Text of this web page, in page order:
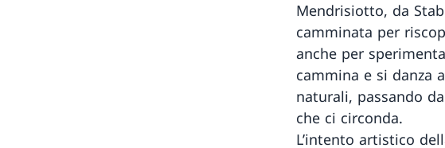
Mendrisiotto, da
camminata per
anche per
cammina e si danza
naturali, passando
che ci circonda.
L’intento artistico